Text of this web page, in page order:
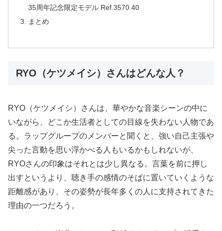
35周年記念限定モデル Ref.3570.40
まとめ
RYO（ケツメイシ）さんはどんな人？
RYO（ケツメイシ）さんは、華やかな音楽シーンの中に
いながら、どこか生活者としての目線を失わない人物であ
る。ラップグループのメンバーと聞くと、強い自己主張や
尖った言動を思い浮かべる人もいるかもしれないが、
RYOさんの印象はそれとは少し異なる。言葉を前に押し
出すというより、聴き手の感情のそばに置いていくような
距離感があり、その姿勢が長年多くの人に支持されてきた
理由の一つだろう。